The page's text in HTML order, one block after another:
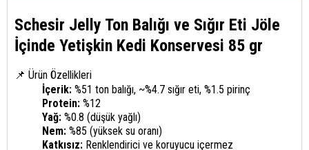
Schesir Jelly Ton Balığı ve Sığır Eti Jöle
İçinde Yetişkin Kedi Konservesi 85 gr
📌 Ürün Özellikleri
İçerik: %51 ton balığı, ~%4.7 sığır eti, %1.5 pirinç
Protein: %12
Yağ: %0.8 (düşük yağlı)
Nem: %85 (yüksek su oranı)
Katkısız: Renklendirici ve koruyucu içermez